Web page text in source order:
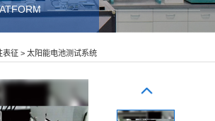
我们
表征 > 太阳能电池测试系统